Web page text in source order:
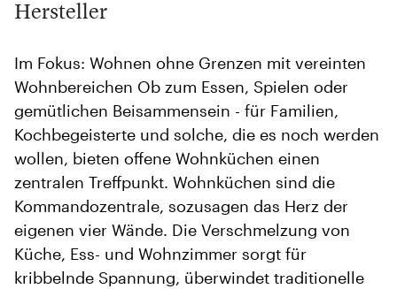
Hersteller
Im Fokus: Wohnen ohne Grenzen mit vereinten
Wohnbereichen Ob zum Essen, Spielen oder
gemütlichen Beisammensein - für Familien,
Kochbegeisterte und solche, die es noch werden
wollen, bieten offene Wohnküchen einen
zentralen Treffpunkt. Wohnküchen sind die
Kommandozentrale, sozusagen das Herz der
eigenen vier Wände. Die Verschmelzung von
Küche, Ess- und Wohnzimmer sorgt für
kribbelnde Spannung, überwindet traditionelle